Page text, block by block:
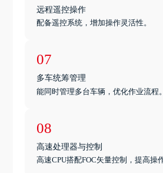
远程遥控操作
配备遥控系统，增加操作灵活性。
07
多车统筹管理
能同时管理多台车辆，优化作业流程。
08
高速处理器与控制
高速CPU搭配FOC矢量控制，提高操